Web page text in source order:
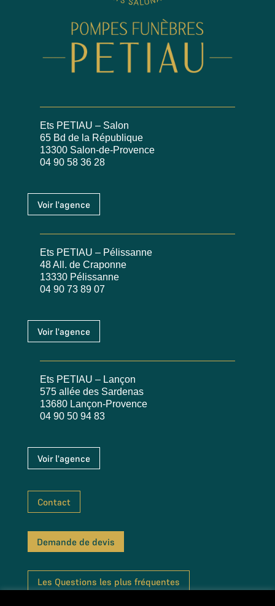
Ets PETIAU – Salon
65 Bd de la République
13300 Salon-de-Provence
04 90 58 36 28
Voir l'agence
Ets PETIAU – Pélissanne
48 All. de Craponne
13330 Pélissanne
04 90 73 89 07
Voir l'agence
Ets PETIAU – Lançon
575 allée des Sardenas
13680 Lançon-Provence
04 90 50 94 83
Voir l'agence
Contact
Demande de devis
Les Questions les plus fréquentes